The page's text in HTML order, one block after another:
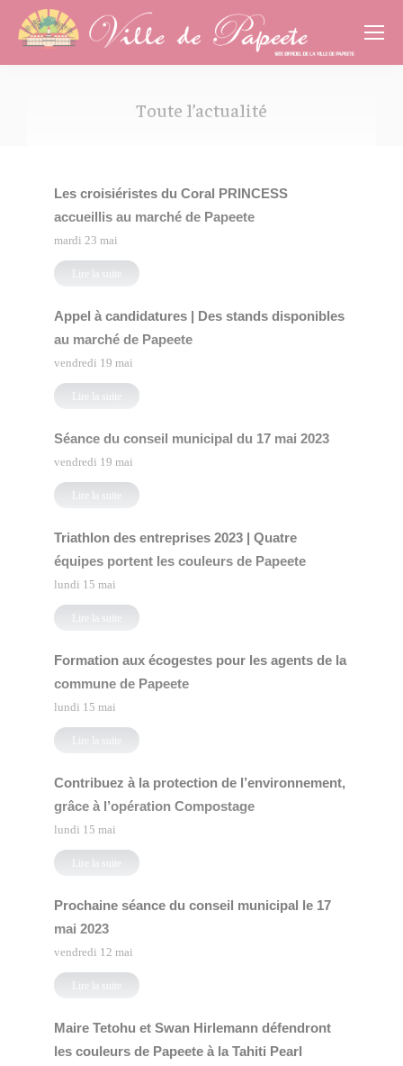
Toute l’actualité
Les croisiéristes du Coral PRINCESS
accueillis au marché de Papeete
mardi 23 mai
Lire la suite
Appel à candidatures | Des stands disponibles
au marché de Papeete
vendredi 19 mai
Lire la suite
Séance du conseil municipal du 17 mai 2023
vendredi 19 mai
Lire la suite
Triathlon des entreprises 2023 | Quatre
équipes portent les couleurs de Papeete
lundi 15 mai
Lire la suite
Formation aux écogestes pour les agents de la
commune de Papeete
lundi 15 mai
Lire la suite
Contribuez à la protection de l’environnement,
grâce à l’opération Compostage
lundi 15 mai
Lire la suite
Prochaine séance du conseil municipal le 17
mai 2023
vendredi 12 mai
Lire la suite
Maire Tetohu et Swan Hirlemann défendront
les couleurs de Papeete à la Tahiti Pearl
Cookies management panel